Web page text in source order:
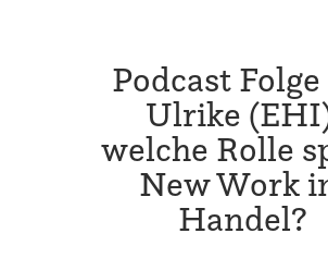
Podcast
Ulrike
welche Rolle
New Work
Handel?